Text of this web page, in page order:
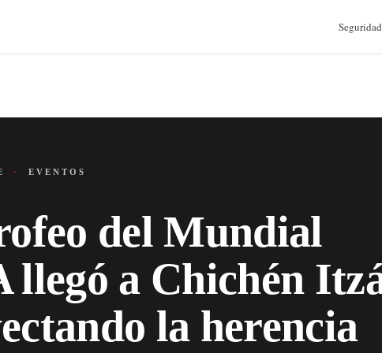
Seguridad
· EVENTOS
del Mundial
llegó a Chichén
la herencia